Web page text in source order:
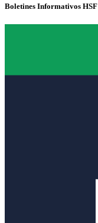
Boletines Informativos HSF